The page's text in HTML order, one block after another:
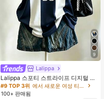
9
Lalippa
Lalippa 스포티 스트라이프 디지털 프
린트 패션 미니멀리스트 여성용 라펠
브이넥 드롭 숄더 반팔 티셔츠 친구 선
#9 TOP 3위
에서 새로운 여성 티셔츠
100+ 판매됨